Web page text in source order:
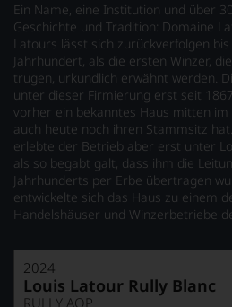
Ein Name, eine Institution und über
Geschichte und Tradition: Domaine
Latours lässt sich zurückverfolgen
Jahrhundert, als die ersten Winzer,
trugen, urkundlich erwähnt werden.
unter dieser Firmierung erst seit
vorher ein bekanntes Haus mitten im
auch heute noch ihren Stammsitz
erlebte der Betrieb aber erst unter
als so begabt galt, dass ihm die
Jahrhunderts per Erbe übertragen
entwickelte sich das Haus zu einem
Handelshäuser und Winzerbetriebe
2024
Louis Latour Rully Blanc
RULLY AOP